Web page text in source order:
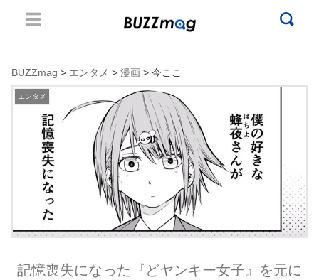
BUZZmag > エンタメ > 漫画 > 今ここ
エンタメ
記憶喪失になった『どヤンキー女子』を元に